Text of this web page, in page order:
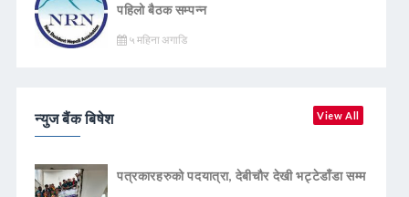
पहिलो बैठक सम्पन्न
५ महिना अगाडि
न्युज बैंक बिषेश View All
पत्रकारहरुको पदयात्रा, देबीचौर देखी भट्टेडाँडा सम्म